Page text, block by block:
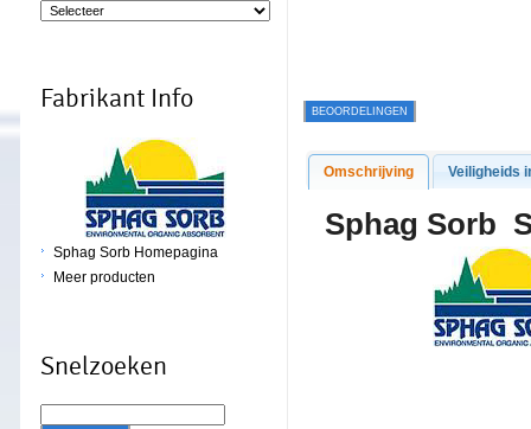
Fabrikant Info
Sphag Sorb Homepagina
Meer producten
Snelzoeken
BEOORDELINGEN
Omschrijving Veiligheids
Sphag